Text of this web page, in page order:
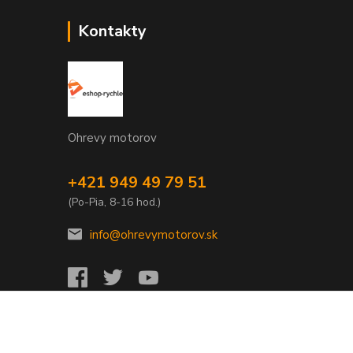
Kontakty
Ohrevy motorov
+421 949 49 79 51
(Po-Pia, 8-16 hod.)
info@ohrevymotorov.sk